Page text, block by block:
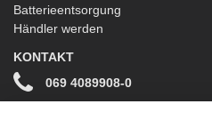
Batterieentsorgung
Händler werden
KONTAKT
069 4089908-0